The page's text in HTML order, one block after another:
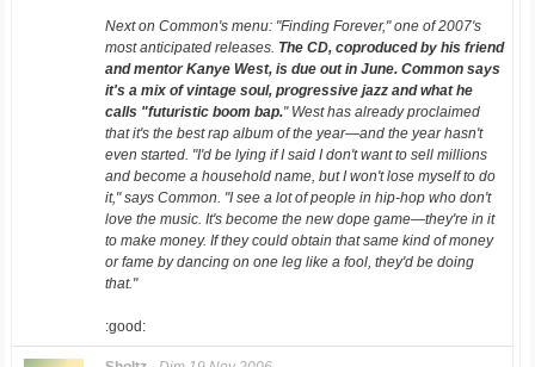
Next on Common's menu: "Finding Forever," one of 2007's
most anticipated releases. The CD, coproduced by his friend
and mentor Kanye West, is due out in June. Common says
it's a mix of vintage soul, progressive jazz and what he
calls "futuristic boom bap." West has already proclaimed
that it's the best rap album of the year—and the year hasn't
even started. "I'd be lying if I said I don't want to sell millions
and become a household name, but I won't lose myself to do
it," says Common. "I see a lot of people in hip-hop who don't
love the music. It's become the new dope game—they're in it
to make money. If they could obtain that same kind of money
or fame by dancing on one leg like a fool, they'd be doing
that."
:good: